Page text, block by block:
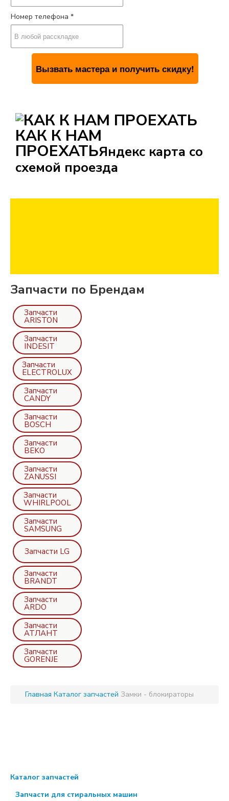
Номер телефона *
КАК К НАМ
ПРОЕХАТЬЯндекс карта со
схемой проезда
Запчасти по Брендам
Запчасти
ARISTON
Запчасти
INDESIT
Запчасти
ELECTROLUX
Запчасти
CANDY
Запчасти
BOSCH
Запчасти
BEKO
Запчасти
ZANUSSI
Запчасти
WHIRLPOOL
Запчасти
SAMSUNG
Запчасти LG
Запчасти
BRANDT
Запчасти
ARDO
Запчасти
АТЛАНТ
Запчасти
GORENJE
Главная Каталог запчастей Замки - блокираторы
Каталог запчастей
Запчасти для стиральных машин